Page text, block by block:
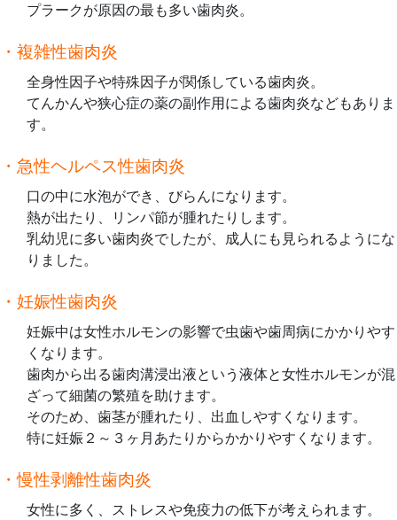
プラークが原因の最も多い歯肉炎。
・複雑性歯肉炎
全身性因子や特殊因子が関係している歯肉炎。
てんかんや狭心症の薬の副作用による歯肉炎などもありま
す。
・急性ヘルペス性歯肉炎
口の中に水泡ができ、びらんになります。
熱が出たり、リンパ節が腫れたりします。
乳幼児に多い歯肉炎でしたが、成人にも見られるようにな
りました。
・妊娠性歯肉炎
妊娠中は女性ホルモンの影響で虫歯や歯周病にかかりやす
くなります。
歯肉から出る歯肉溝浸出液という液体と女性ホルモンが混
ざって細菌の繁殖を助けます。
そのため、歯茎が腫れたり、出血しやすくなります。
特に妊娠２～３ヶ月あたりからかかりやすくなります。
・慢性剥離性歯肉炎
女性に多く、ストレスや免疫力の低下が考えられます。